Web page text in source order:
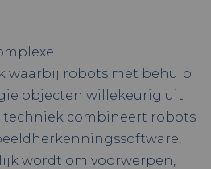
waarbij robots met behulp
objecten willekeurig uit
techniek combineert robots
wordt om voorwerpen,